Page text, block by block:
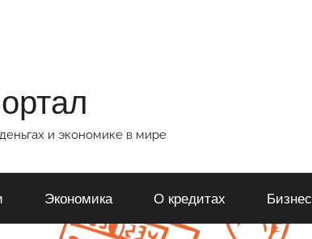
и экономике в мире
Экономика О кредитах Бизнес